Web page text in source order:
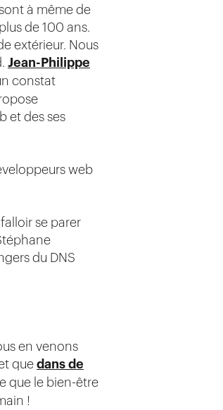
à même de
de 100 ans.
extérieur. Nous
Jean-Philippe
constat
et des ses
web
se parer
du DNS
en venons
quedans de
que le bien-être
!